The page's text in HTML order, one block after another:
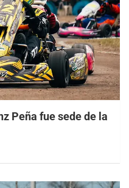
Peña fue sede de la